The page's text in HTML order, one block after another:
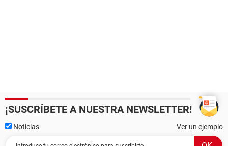
¡SUSCRÍBETE A NUESTRA NEWSLETTER!
Noticias Ver un ejemplo